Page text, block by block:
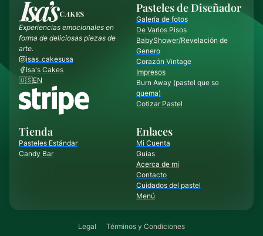
Experiencias emocionales en
forma de deliciosas piezas de
arte.
isas_cakesusa
Isa's Cakes
🇺🇸EN
Pasteles de Diseñador
Galería de fotos
De Varios Pisos
BabyShower/Revelación de
Genero
Corazón Vintage
Impresos
Burn Away (pastel que se
quema)
Cotizar Pastel
Tienda
Pasteles Estándar
Candy Bar
Enlaces
Mi Cuenta
Guías
Acerca de mi
Contacto
Cuidados del pastel
Menú
Legal Términos y Condiciones